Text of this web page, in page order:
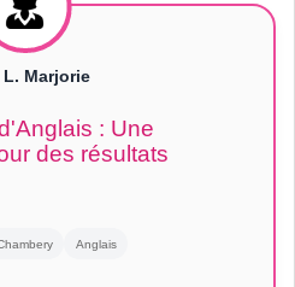
L. Marjorie
: Une
des résultats
Anglais